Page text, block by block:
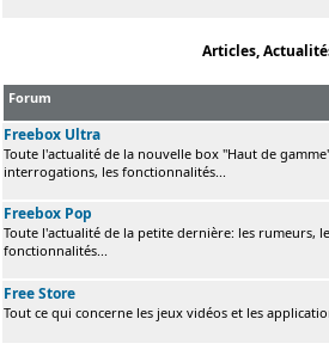
Articles,
Forum
Freebox Ultra
Toute l'actualité de la nouvelle box "Haut de
interrogations, les fonctionnalités...
Freebox Pop
Toute l'actualité de la petite dernière: les rumeurs,
fonctionnalités...
Free Store
Tout ce qui concerne les jeux vidéos et les